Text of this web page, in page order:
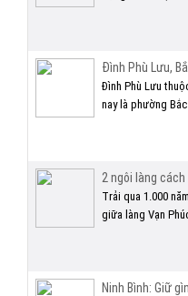
Đình Phù Lưu,
Đình Phù Lưu
nay là phường
2 ngôi làng cách
Trải qua 1.000
giữa làng Vạn
Ninh Bình: Giữ